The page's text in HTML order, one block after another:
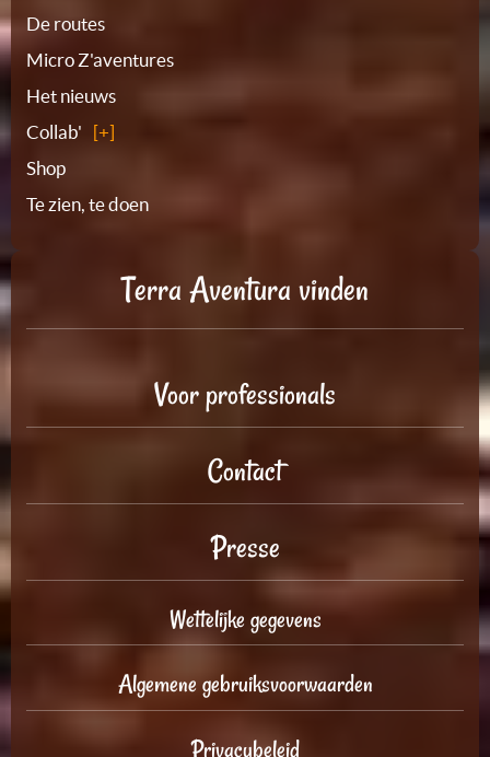
De routes
Micro Z'aventures
Het nieuws
Collab'
Shop
Te zien, te doen
Terra Aventura vinden
Voor professionals
Contact
Presse
Wettelijke gegevens
Algemene gebruiksvoorwaarden
Privacybeleid